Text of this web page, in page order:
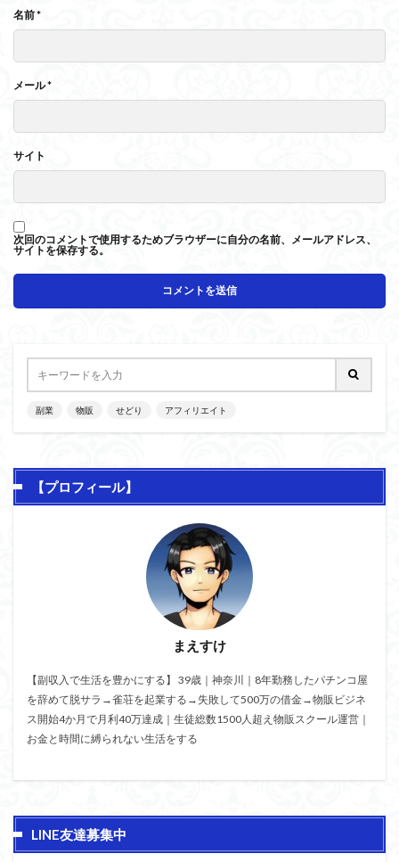
名前*
メール*
サイト
次回のコメントで使用するためブラウザーに自分の名前、メールアドレス、
サイトを保存する。
副業 物販 せどり アフィリエイト
【プロフィール】
まえすけ
【副収入で生活を豊かにする】 39歳｜神奈川｜8年勤務したパチンコ屋
を辞めて脱サラ→雀荘を起業する→失敗して500万の借金→物販ビジネ
ス開始4か月で月利40万達成｜生徒総数1500人超え物販スクール運営｜
お金と時間に縛られない生活をする
LINE友達募集中